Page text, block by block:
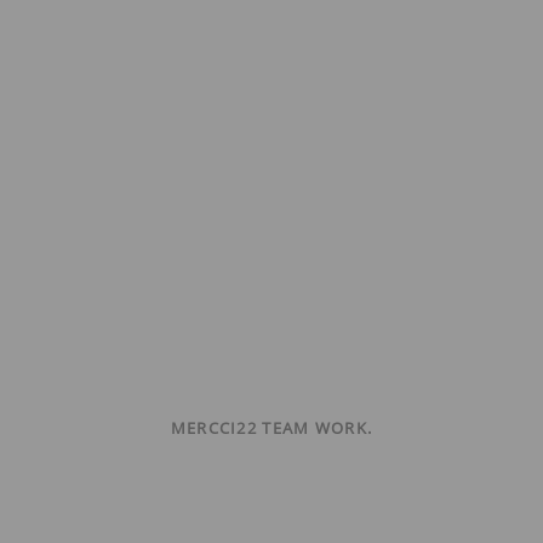
MERCCI22 TEAM WORK.